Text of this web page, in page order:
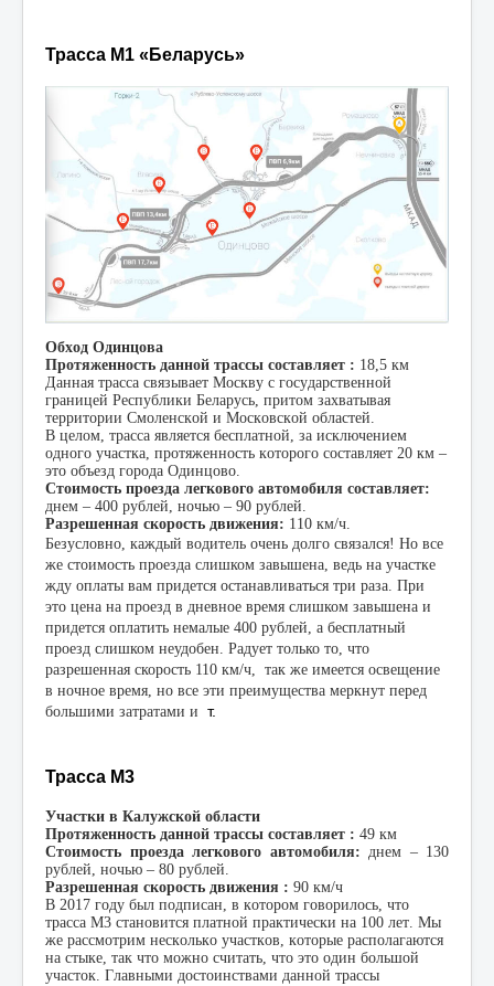
Трасса М1 «Беларусь»
Обход Одинцова
Протяженность данной трассы составляет : 18,5 км
Данная трасса связывает Москву с государственной
границей Республики Беларусь, притом захватывая
территории Смоленской и Московской областей.
В целом, трасса является бесплатной, за исключением
одного участка, протяженность которого составляет 20 км –
это объезд города Одинцово.
Стоимость проезда легкового автомобиля составляет:
днем – 400 рублей, ночью – 90 рублей.
Разрешенная скорость движения: 110 км/ч.
Безусловно, каждый водитель очень долго связался! Но все
же стоимость проезда слишком завышена, ведь на участке
жду оплаты вам придется останавливаться три раза. При
это цена на проезд в дневное время слишком завышена и
придется оплатить немалые 400 рублей, а бесплатный
проезд слишком неудобен. Радует только то, что
разрешенная скорость 110 км/ч,
так же имеется освещение
в ночное время, но все эти преимущества меркнут перед
большими затратами и т.
Трасса М3
Участки в Калужской области
Протяженность данной трассы составляет : 49 км
Стоимость проезда легкового автомобиля: днем – 130
рублей, ночью – 80 рублей.
Разрешенная скорость движения : 90 км/ч
В 2017 году был подписан, в котором говорилось, что
трасса М3 становится платной практически на 100 лет. Мы
же рассмотрим несколько участков, которые располагаются
на стыке, так что можно считать, что это один большой
участок. Главными достоинствами данной трассы